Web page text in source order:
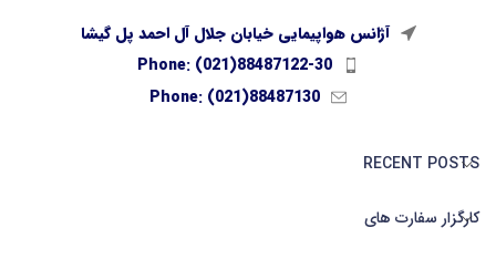
آژانس هواپیمایی خیابان جلال آل احمد پل گیشا
Phone: (021)88487122-30
Phone: (021)88487130
RECENT POSTS
کارگزار سفارت های